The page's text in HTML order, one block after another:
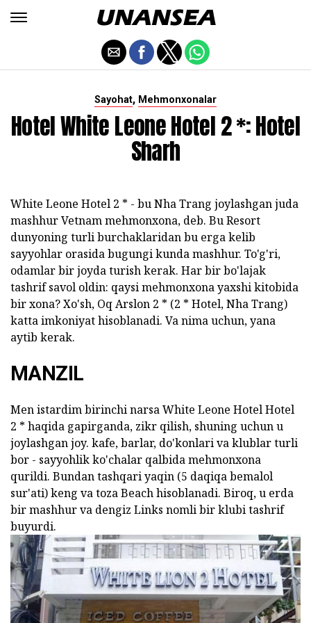
Sayohat, Mehmonxonalar
Hotel White Leone Hotel 2 *: Hotel
Sharh
White Leone Hotel 2 * - bu Nha Trang joylashgan juda
mashhur Vetnam mehmonxona, deb. Bu Resort
dunyoning turli burchaklaridan bu erga kelib
sayyohlar orasida bugungi kunda mashhur. To'g'ri,
odamlar bir joyda turish kerak. Har bir bo'lajak
tashrif savol oldin: qaysi mehmonxona yaxshi kitobida
bir xona? Xo'sh, Oq Arslon 2 * (2 * Hotel, Nha Trang)
katta imkoniyat hisoblanadi. Va nima uchun, yana
aytib kerak.
MANZIL
Men istardim birinchi narsa White Leone Hotel Hotel
2 * haqida gapirganda, zikr qilish, shuning uchun u
joylashgan joy. kafe, barlar, do'konlari va klublar turli
bor - sayyohlik ko'chalar qalbida mehmonxona
qurildi. Bundan tashqari yaqin (5 daqiqa bemalol
sur'ati) keng va toza Beach hisoblanadi. Biroq, u erda
bir mashhur va dengiz Links nomli bir klubi tashrif
buyurdi.